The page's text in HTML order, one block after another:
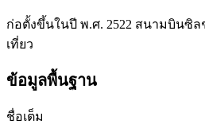
ก่อตั้งขึ้นในปี พ.ศ. 2522 สนามบินซิ
เที่ยว
ข้อมูลพื้นฐาน
ชื่อเต็ม